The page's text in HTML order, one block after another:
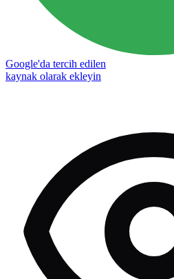
Google'da tercih edilen
kaynak olarak ekleyin